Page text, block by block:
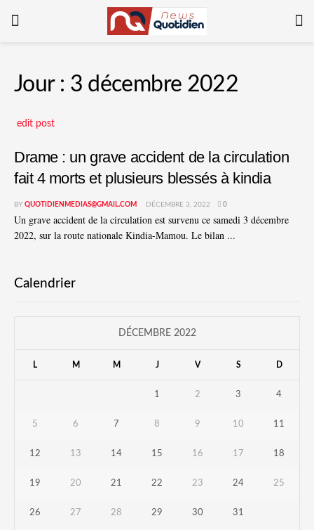
Jour : 3 décembre 2022
edit post
Drame : un grave accident de la circulation
fait 4 morts et plusieurs blessés à kindia
BY QUOTIDIENMEDIAS@GMAIL.COM DÉCEMBRE 3, 2022 0
Un grave accident de la circulation est survenu ce samedi 3 décembre
2022, sur la route nationale Kindia-Mamou. Le bilan ...
Calendrier
DÉCEMBRE 2022
L M M J V S D
1 2 3 4
5 6 7 8 9 10 11
12 13 14 15 16 17 18
19 20 21 22 23 24 25
26 27 28 29 30 31